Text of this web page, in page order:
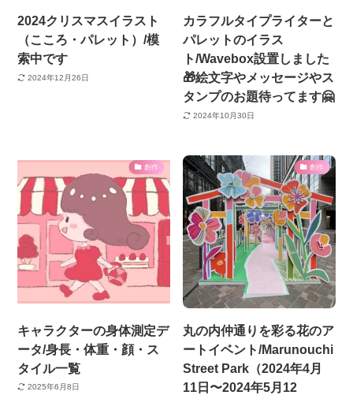
2024クリスマスイラスト
（こころ・パレット）/模
索中です
2024年12月26日
カラフルタイプライターと
パレットのイラス
ト/Wavebox設置しました
🎁絵文字やメッセージやス
タンプのお題待ってます🤗
2024年10月30日
創作
キャラクターの身体測定デ
ータ/身長・体重・顔・ス
タイル一覧
2025年6月8日
創作
丸の内仲通りを彩る花のア
ートイベント/Marunouchi
Street Park（2024年4月
11日〜2024年5月12